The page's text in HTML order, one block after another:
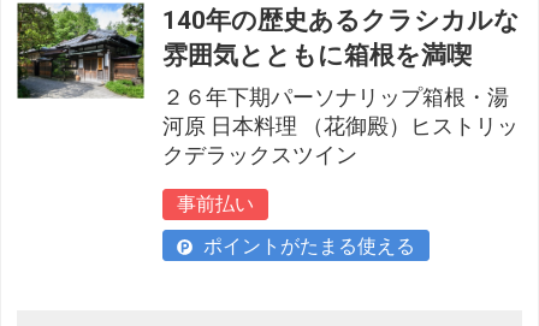
140年の歴史あるクラシカルな
雰囲気とともに箱根を満喫
２６年下期パーソナリップ箱根・湯
河原 日本料理 （花御殿）ヒストリッ
クデラックスツイン
事前払い
ポイントがたまる使える